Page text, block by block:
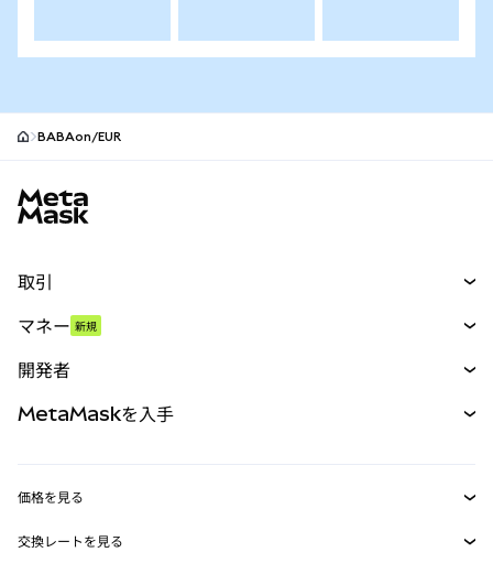
BABAon/EUR
取引
パーペチュアル
RWA
マネー 新規
開発者
MetaMask Connect
MetaMaskを入手
価格を見る
イーサリアムの価格
交換レートを見る